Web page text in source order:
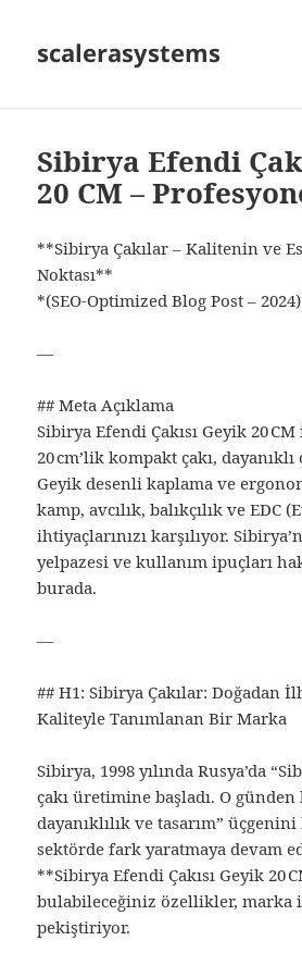
scalerasystems
Sibirya Efendi
20 CM –
**Sibirya Çakılar – Kalitenin ve
Noktası**
*(SEO‑Optimized Blog Post –
—
## Meta Açıklama
Sibirya Efendi Çakısı Geyik 20 CM
20 cm’lik kompakt çakı,
Geyik desenli kaplama ve
kamp, avcılık, balıkçılık ve EDC
ihtiyaçlarınızı karşılıyor.
yelpazesi ve kullanım ipuçları
burada.
—
## H1: Sibirya Çakılar: Doğadan
Kaliteyle Tanımlanan Bir Marka
Sibirya, 1998 yılında Rusya’da
çakı üretimine başladı. O
dayanıklılık ve tasarım”
sektörde fark yaratmaya devam
**Sibirya Efendi Çakısı Geyik 20
bulabileceğiniz özellikler, marka
pekiştiriyor.